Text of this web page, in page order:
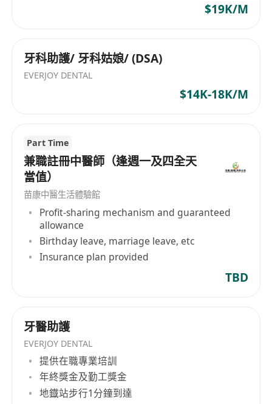
$19K/M
牙科助護/ 牙科姑娘/ (DSA)
EVERJOY DENTAL
$14K-18K/M
Part Time
兼職註冊中醫師（逢週一及四全天
當值）
苗康中醫生活體驗館
Profit-sharing mechanism and guaranteed
allowance
Birthday leave, marriage leave, etc
Insurance plan provided
TBD
牙醫助護
EVERJOY DENTAL
提供在職專業培訓
年終獎金及勤工獎金
地鐡站步行1分鐘到達